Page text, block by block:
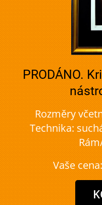
PRODÁNO.
Rozměry
Technika:
Vaše cena: